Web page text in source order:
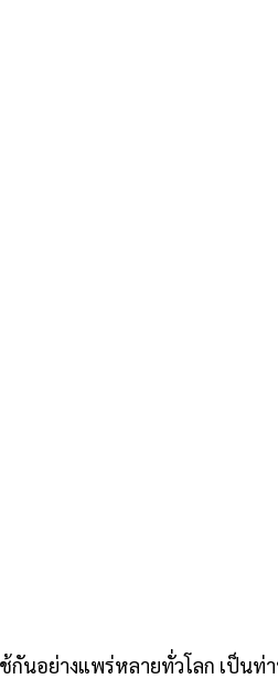
กันอย่างแพร่หลายทั่วโลก เป็น